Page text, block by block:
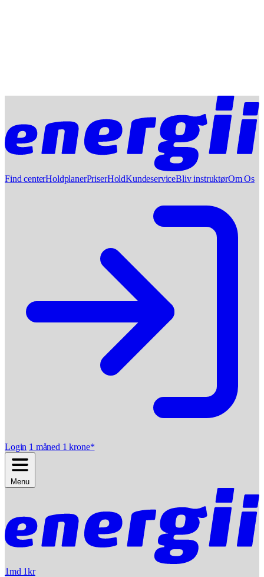
Find centerHoldplanerPriserHoldKundeserviceBliv instruktørOm Os
Login 1 måned 1 krone*
Menu
1md 1kr